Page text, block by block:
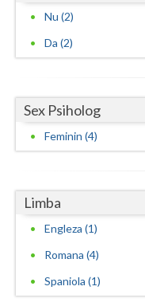
Nu (2)
Da (2)
Sex Psiholog
Feminin (4)
Limba
Engleza (1)
Romana (4)
Spaniola (1)